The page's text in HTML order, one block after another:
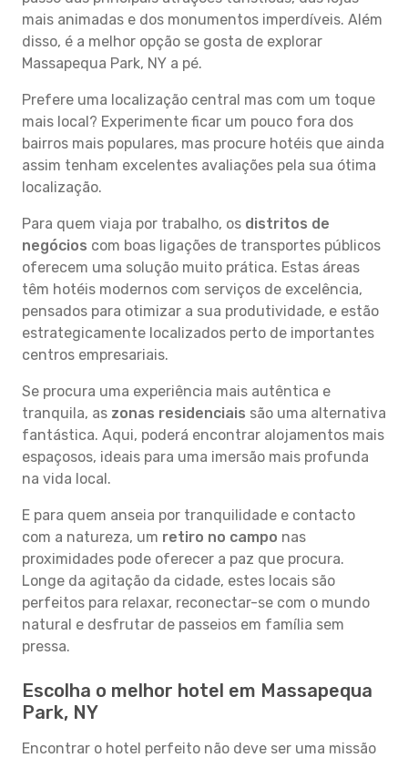
mais animadas e dos monumentos imperdíveis. Além
disso, é a melhor opção se gosta de explorar
Massapequa Park, NY a pé.
Prefere uma localização central mas com um toque
mais local? Experimente ficar um pouco fora dos
bairros mais populares, mas procure hotéis que ainda
assim tenham excelentes avaliações pela sua ótima
localização.
Para quem viaja por trabalho, os distritos de
negócios com boas ligações de transportes públicos
oferecem uma solução muito prática. Estas áreas
têm hotéis modernos com serviços de excelência,
pensados para otimizar a sua produtividade, e estão
estrategicamente localizados perto de importantes
centros empresariais.
Se procura uma experiência mais autêntica e
tranquila, as zonas residenciais são uma alternativa
fantástica. Aqui, poderá encontrar alojamentos mais
espaçosos, ideais para uma imersão mais profunda
na vida local.
E para quem anseia por tranquilidade e contacto
com a natureza, um retiro no campo nas
proximidades pode oferecer a paz que procura.
Longe da agitação da cidade, estes locais são
perfeitos para relaxar, reconectar-se com o mundo
natural e desfrutar de passeios em família sem
pressa.
Escolha o melhor hotel em Massapequa
Park, NY
Encontrar o hotel perfeito não deve ser uma missão